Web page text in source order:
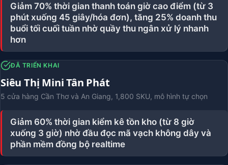
Giảm 70% thời gian thanh toán giờ cao điểm (từ 3
phút xuống 45 giây/hóa đơn), tăng 25% doanh thu
buổi tối cuối tuần nhờ quầy thu ngân xử lý nhanh
hơn
ĐÃ TRIỂN KHAI
Siêu Thị Mini Tân Phát
5 cửa hàng Cần Thơ và An Giang, 1,800 SKU, mô hình tự chọn
Giảm 60% thời gian kiểm kê tồn kho (từ 8 giờ
xuống 3 giờ) nhờ đầu đọc mã vạch không dây và
phần mềm đồng bộ realtime